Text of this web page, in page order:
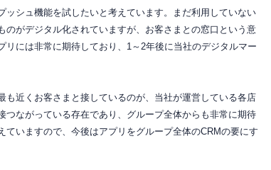
シュ機能を試したいと考えています。まだ利用していない
がデジタル化されていますが、 お客さまとの窓口という意
リには非常に期待しており、1～2年後に当社のデジタルマー
近くお客さまと接しているのが、当社が運営している各店
ながっている存在であり、グループ全体からも非常に期待
いますので、今後はアプリをグループ全体のCRMの要にす